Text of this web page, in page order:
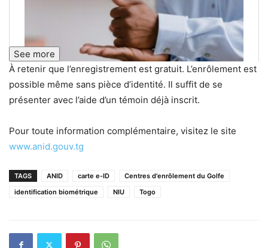
See more
À retenir que l’enregistrement est gratuit. L’enrôlement est
possible même sans pièce d’identité. Il suffit de se
présenter avec l’aide d’un témoin déjà inscrit.
Pour toute information complémentaire, visitez le site
www.anid.gouv.tg
TAGS ANID carte e-ID
Centres d'enrôlement du Golfe
identification biométrique
NIU Togo